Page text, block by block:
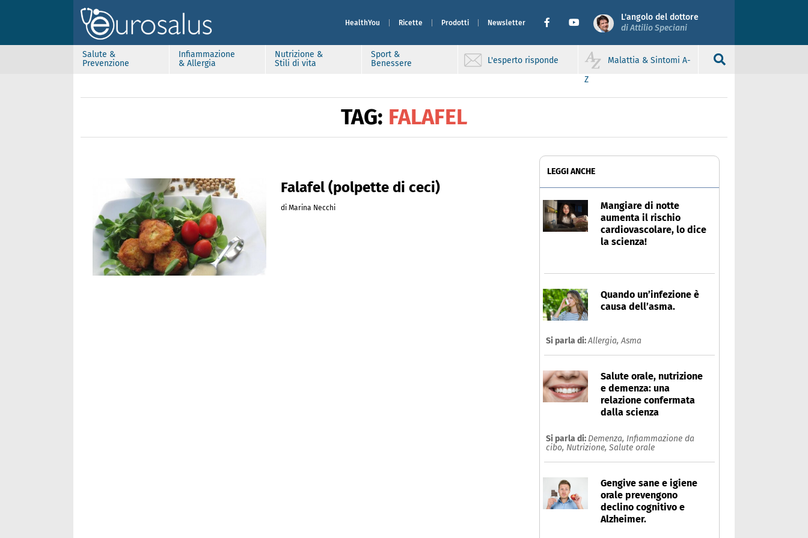
HealthYou Ricette Prodotti Newsletter
L'angolo del dottore
di Attilio Speciani
Salute &
Prevenzione
Infiammazione
& Allergia
Nutrizione &
Stili di vita
Sport &
Benessere
L'esperto risponde
Malattia & Sintomi A-
Z
TAG: FALAFEL
Falafel (polpette di ceci)
di Marina Necchi
LEGGI ANCHE
Mangiare di notte
aumenta il rischio
cardiovascolare, lo dice
la scienza!
Quando un’infezione è
causa dell’asma.
Si parla di:Allergia,Asma
Salute orale, nutrizione
e demenza: una
relazione confermata
dalla scienza
Si parla di: Demenza, Infiammazione da
cibo, Nutrizione, Salute orale
Gengive sane e igiene
orale prevengono
declino cognitivo e
Alzheimer.